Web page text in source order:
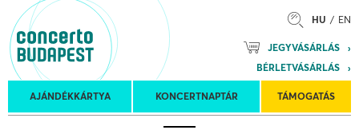
HU EN
JEGYVÁSÁRLÁS
BÉRLETVÁSÁRLÁS
AJÁNDÉKKÁRTYA KONCERTNAPTÁR TÁMOGATÁS
Koncertnaptár
turnék
Kulturális
Program
Felkéréses
koncertek